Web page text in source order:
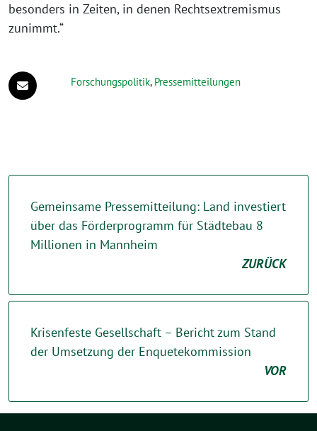
besonders in Zeiten, in denen Rechtsextremismus
zunimmt.“
Forschungspolitik, Pressemitteilungen
Gemeinsame Pressemitteilung: Land investiert
über das Förderprogramm für Städtebau 8
Millionen in Mannheim
ZURÜCK
Krisenfeste Gesellschaft – Bericht zum Stand
der Umsetzung der Enquetekommission
VOR